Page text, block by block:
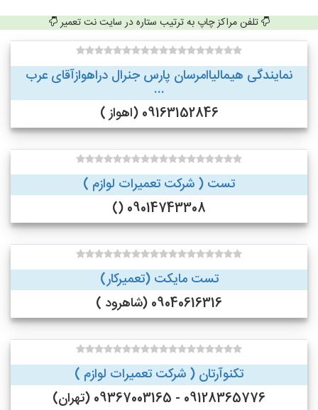
تلفن مراکز چاپ به ترتیب ستاره در سایت نت تعمیر
نمایندگی هیمالیاامرسان پارس جنرال دراهوازآقای عرب
...
09163152846 (اهواز )
تست ( شرکت تعمیرات لوازم )
09014743308 ()
تست مایکت (تعمیرکار)
09040616316 (شاهرود )
تکنوآرتان ( شرکت تعمیرات لوازم )
09128365776 - 09367003165 (تهران)